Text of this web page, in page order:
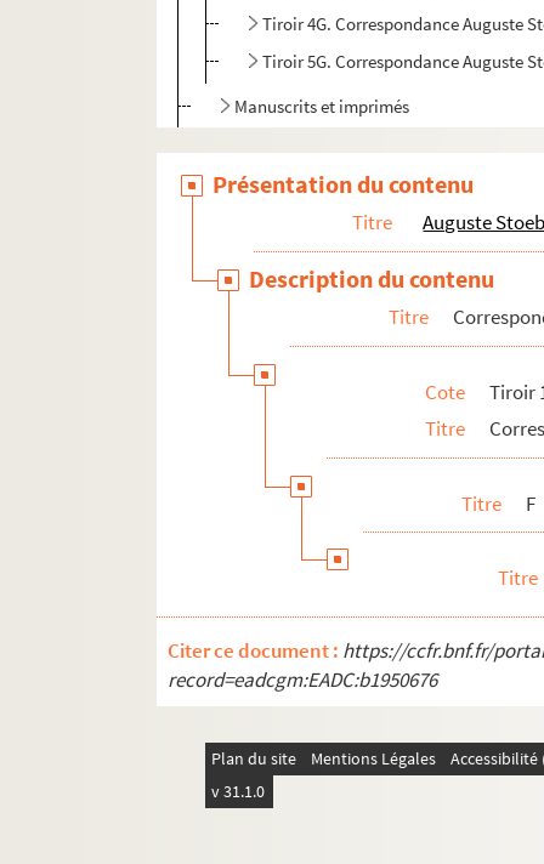
Tiroir 4G. Correspondance Auguste
Tiroir 5G. Correspondance Auguste
Manuscrits et imprimés
Adolphe Stoeber
Descendants Stoeber
Présentation du contenu
Titre Auguste
Description du contenu
Titre
Cote
Tiroir
Titre
Titre F
Titre
Citer ce document : https://ccfr.bnf.fr/
record=eadcgm:EADC:b1950676
Plan du site Mentions Légales
v 31.1.0